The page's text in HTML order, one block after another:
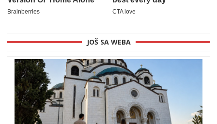
JOŠ SA WEBA